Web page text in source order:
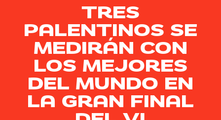
TRES
PALENTINOS SE
MEDIRÁN CON
LOS MEJORES
DEL MUNDO EN
LA GRAN FINAL